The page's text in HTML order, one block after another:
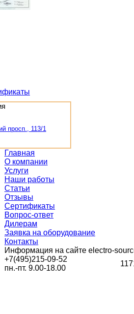
Главная
О компании
Услуги
Наши работы
Статьи
Отзывы
Сертификаты
Вопрос-ответ
Дилерам
Заявка на оборудование
Контакты
Информация на сайте electro-
+7(495)215-09-52
пн.-пт. 9.00-18.00